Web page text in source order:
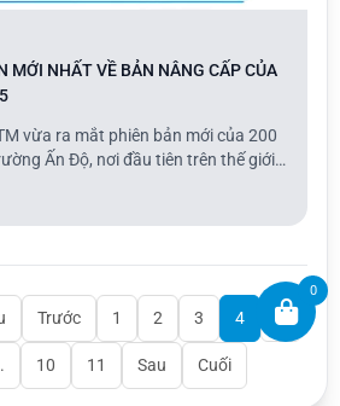
MỚI NHẤT VỀ BẢN NÂNG CẤP CỦA
vừa ra mắt phiên bản mới của 200
Ấn Độ, nơi đầu tiên trên thế giới
Trong phiên bản 2025, 200 Duke
đồng hồ màn hình kỹ thuật số TFT
màn hình LCD
Trước 1 2 3 4 5
10 11 Sau Cuối
0